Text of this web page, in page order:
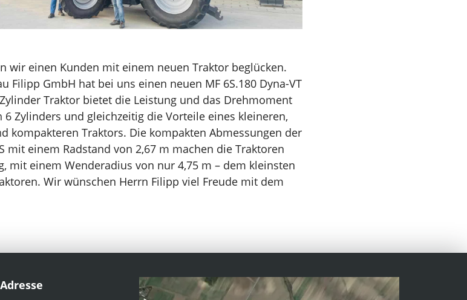
wir einen Kunden mit einem neuen Traktor beglücken.
Filipp GmbH hat bei uns einen neuen MF 6S.180 Dyna-VT
Traktor bietet die Leistung und das Drehmoment
6 Zylinders und gleichzeitig die Vorteile eines kleineren,
kompakteren Traktors. Die kompakten Abmessungen der
mit einem Radstand von 2,67 m machen die Traktoren
mit einem Wenderadius von nur 4,75 m – dem kleinsten
Wir wünschen Herrn Filipp viel Freude mit dem
Adresse